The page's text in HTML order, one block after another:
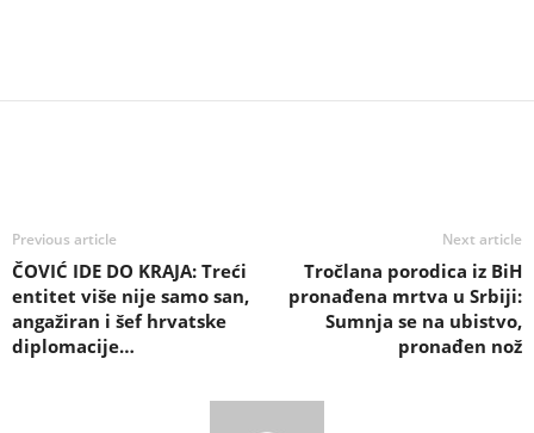
Previous article
ČOVIĆ IDE DO KRAJA: Treći
entitet više nije samo san,
angažiran i šef hrvatske
diplomacije…
Next article
Tročlana porodica iz BiH
pronađena mrtva u Srbiji:
Sumnja se na ubistvo,
pronađen nož